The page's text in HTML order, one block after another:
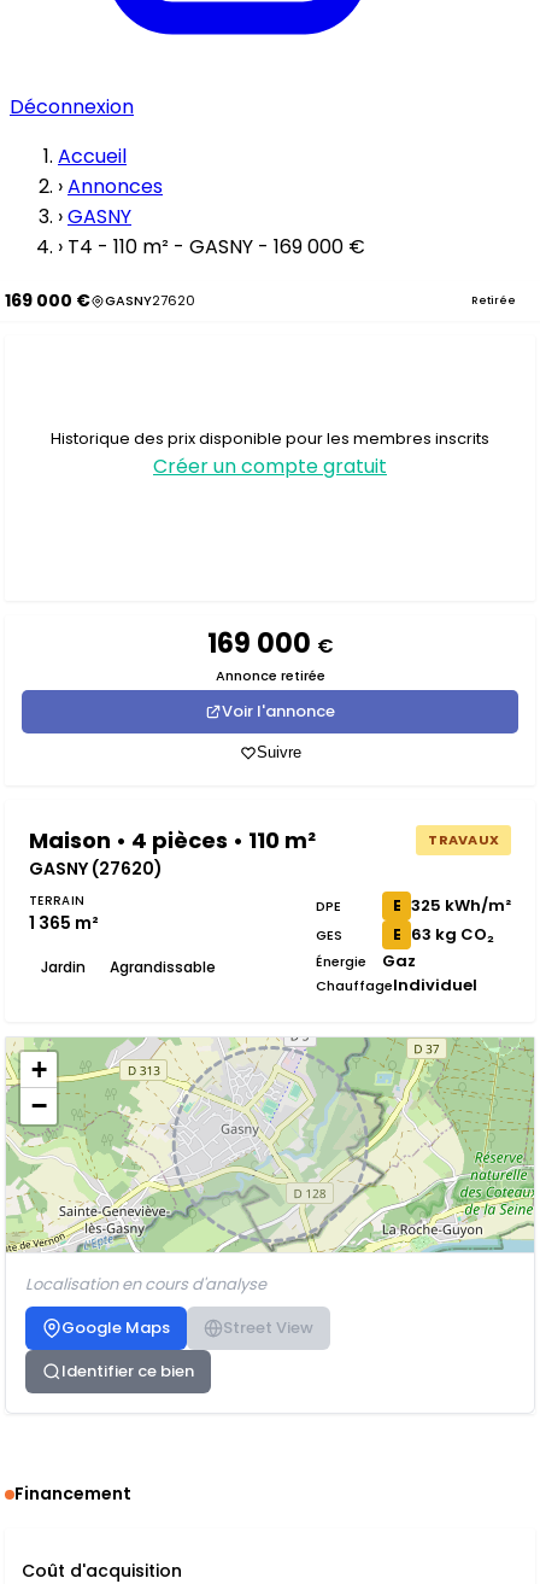
Déconnexion
Accueil
›Annonces
›GASNY
› T4 - 110 m² - GASNY - 169 000 €
169 000 € GASNY27620 Retirée
Historique des prix disponible pour les membres inscrits
Créer un compte gratuit
169 000 €
Annonce retirée
Voir l'annonce
Suivre
Maison • 4 pièces • 110 m² TRAVAUX
GASNY (27620)
TERRAIN
1 365 m²
Jardin Agrandissable
DPE E 325 kWh/m²
GES E 63 kg CO₂
Énergie Gaz
ChauffageIndividuel
+
−
Localisation en cours d'analyse
Google Maps
Street View
Identifier ce bien
Financement
Coût d'acquisition